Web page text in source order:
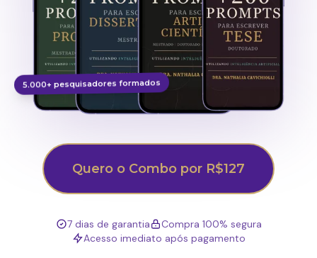
5.000+ pesquisadores formados
Quero o Combo por R$127
7 dias de garantia
Compra 100% segura
Acesso imediato após pagamento